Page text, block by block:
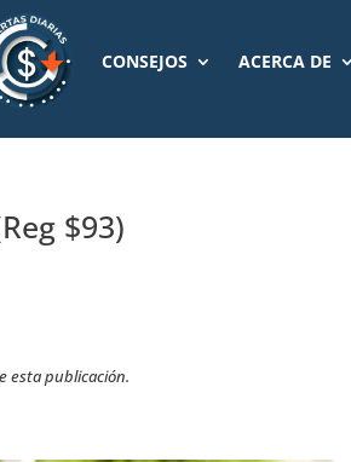
CONSEJOS ACERCA DE
$93)
esta publicación.